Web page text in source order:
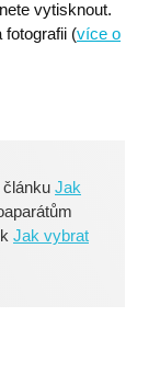
vytisknout.
fotografii (více o
článku Jak
Jak vybrat